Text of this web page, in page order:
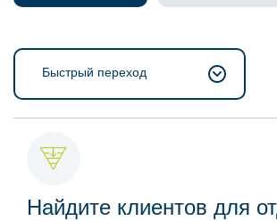
Быстрый переход
Найдите клиентов для